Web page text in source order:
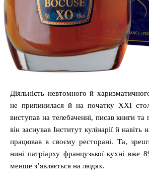
Діяльність невтомного й
не припинилася й на початку XXI
виступав на телебаченні, писав книги
він заснував Інститут кулінарії й навіть
працював в своєму ресторані. Та,
нині патріарху французької кухні вже
менше з’являється на людях.